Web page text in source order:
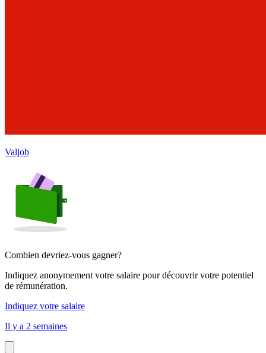
Valjob
Combien devriez-vous gagner?
Indiquez anonymement votre salaire pour découvrir votre potentiel
de rémunération.
Indiquez votre salaire
Il y a 2 semaines